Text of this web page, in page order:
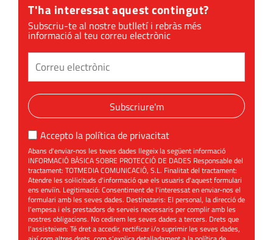
T'ha interessat aquest contingut?
Subscriu-te al nostre butlletí i rebràs més
informació al teu correu electrònic
Subscriure'm
Accepto la política de privacitat
Abans d'enviar-nos les teves dades llegeix la següent informació
INFORMACIÓ BÀSICA SOBRE PROTECCIÓ DE DADES Responsable del
tractament: TOTMEDIA COMUNICACIÓ, S.L. Finalitat del tractament:
Atendre les sol·licituds d'informació que els usuaris d'aquest formulari
ens enviïn. Legitimació: Consentiment de l'interessat en enviar-nos el
formulari amb les seves dades. Destinataris: El personal, la direcció de
l'empesa i els prestadors de serveis necessaris per complir amb les
nostres obligacions. No cedirem les seves dades a tercers. Drets que
l'assisteixen: Té dret a accedir, rectificar i/o suprimir les seves dades,